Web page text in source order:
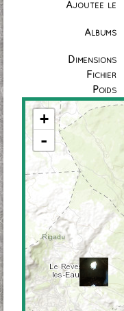
Ajoutée le
Albums
Dimensions
Fichier
Poids
+
-